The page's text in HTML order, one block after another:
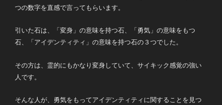
つの数字を直感で言ってもらいます。
引いた石は、「変身」の意味を持つ石、「勇気」の意味をもつ
石、「アイデンティティ」の意味を持つ石の３つでした。
その方は、霊的にもかなり変身していて、サイキック感覚の強い
人です。
そんな人が、勇気をもってアイデンティティに関することを見つ